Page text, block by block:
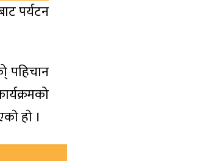
पर्यटन
पहिचान
हाे ।